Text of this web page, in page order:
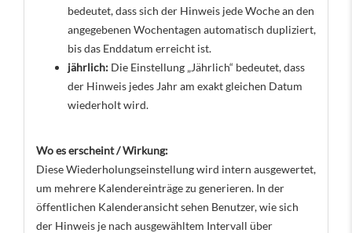
bedeutet, dass sich der Hinweis jede Woche an den
angegebenen Wochentagen automatisch dupliziert,
bis das Enddatum erreicht ist.
jährlich: Die Einstellung „Jährlich“ bedeutet, dass
der Hinweis jedes Jahr am exakt gleichen Datum
wiederholt wird.
Wo es erscheint / Wirkung:
Diese Wiederholungseinstellung wird intern ausgewertet,
um mehrere Kalendereinträge zu generieren. In der
öffentlichen Kalenderansicht sehen Benutzer, wie sich
der Hinweis je nach ausgewähltem Intervall über